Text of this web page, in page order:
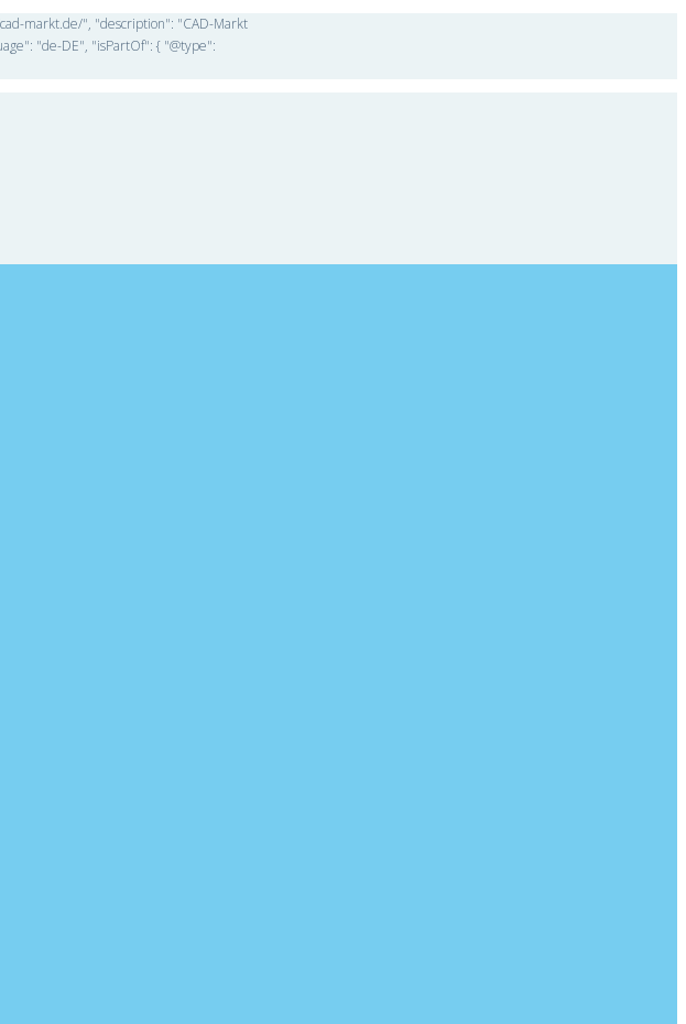
markt.de/", "description": "CAD-Markt
"de-DE", "isPartOf": { "@type":